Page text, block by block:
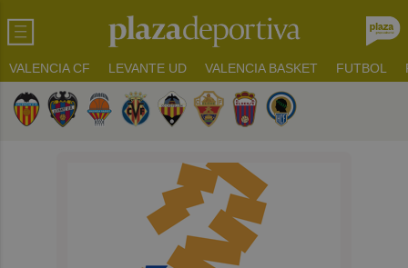
VALENCIA CF LEVANTE UD VALENCIA BASKET FUTBOL